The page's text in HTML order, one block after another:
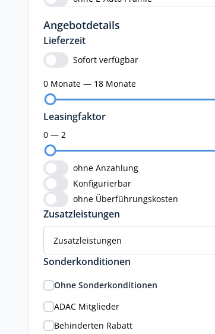
Angebotdetails
Lieferzeit
Sofort verfügbar
0 Monate — 18 Monate
Leasingfaktor
0 — 2
ohne Anzahlung
Konfigurierbar
ohne Überführungskosten
Zusatzleistungen
Zusatzleistungen
Sonderkonditionen
Ohne Sonderkonditionen
ADAC Mitglieder
Behinderten Rabatt